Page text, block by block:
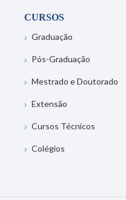
CURSOS
Graduação
Pós-Graduação
Mestrado e Doutorado
Extensão
Cursos Técnicos
Colégios